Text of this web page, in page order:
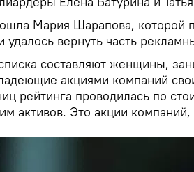
Мария Шарапова, которой
удалось вернуть часть
составляют женщины,
акциями компаний
рейтинга проводилась по
активов. Это акции